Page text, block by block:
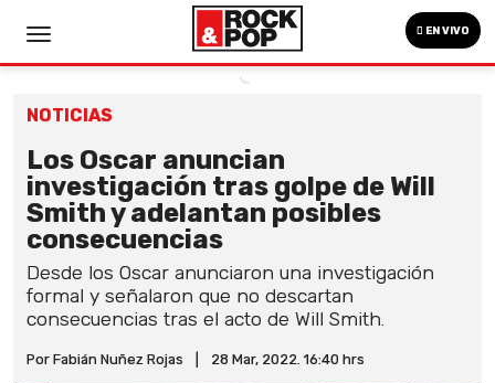
EN VIVO
NOTICIAS
Los Oscar anuncian
investigación tras golpe de Will
Smith y adelantan posibles
consecuencias
Desde los Oscar anunciaron una investigación
formal y señalaron que no descartan
consecuencias tras el acto de Will Smith.
Por Fabián Nuñez Rojas 28 Mar, 2022. 16:40 hrs